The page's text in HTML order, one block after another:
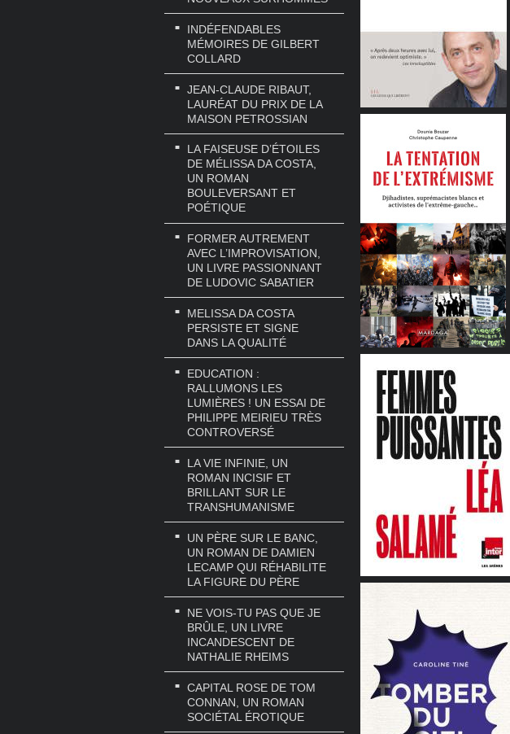
INDÉFENDABLES
MÉMOIRES DE GILBERT
COLLARD
JEAN-CLAUDE RIBAUT,
LAURÉAT DU PRIX DE LA
MAISON PETROSSIAN
LA FAISEUSE D’ÉTOILES
DE MÉLISSA DA COSTA,
UN ROMAN
BOULEVERSANT ET
POÉTIQUE
FORMER AUTREMENT
AVEC L’IMPROVISATION,
UN LIVRE PASSIONNANT
DE LUDOVIC SABATIER
MELISSA DA COSTA
PERSISTE ET SIGNE
DANS LA QUALITÉ
EDUCATION :
RALLUMONS LES
LUMIÈRES ! UN ESSAI DE
PHILIPPE MEIRIEU TRÈS
CONTROVERSÉ
LA VIE INFINIE, UN
ROMAN INCISIF ET
BRILLANT SUR LE
TRANSHUMANISME
UN PÈRE SUR LE BANC,
UN ROMAN DE DAMIEN
LECAMP QUI RÉHABILITE
LA FIGURE DU PÈRE
NE VOIS-TU PAS QUE JE
BRÛLE, UN LIVRE
INCANDESCENT DE
NATHALIE RHEIMS
CAPITAL ROSE DE TOM
CONNAN, UN ROMAN
SOCIÉTAL ÉROTIQUE